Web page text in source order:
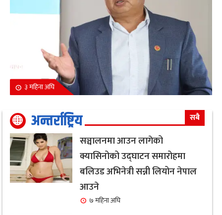
३ महिना अघि
अन्तर्राष्ट्रिय सबै
सञ्चालनमा आउन लागेको
क्यासिनोको उद्घाटन समारोहमा
बलिउड अभिनेत्री सन्नी लियोन नेपाल
आउने
७ महिना अघि